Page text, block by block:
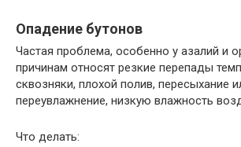
Опадение бутонов
Частая проблема, особенно у азалий и
причинам относят резкие перепады
сквозняки, плохой полив, пересыхание
переувлажнение, низкую влажность
Что делать: